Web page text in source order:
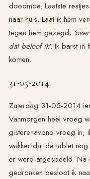
doodmoe. Laatste
naar huis. Laat ik hem
tegen hem gezegd;
dat beloof ik‘. Ik barst in
komen.
31-05-2014
Zaterdag 31-05-2014
Vanmorgen heel vroeg
gisterenavond vroeg in,
wakker dat de tablet
er werd afgespeeld. Na
gedronken besloot ik